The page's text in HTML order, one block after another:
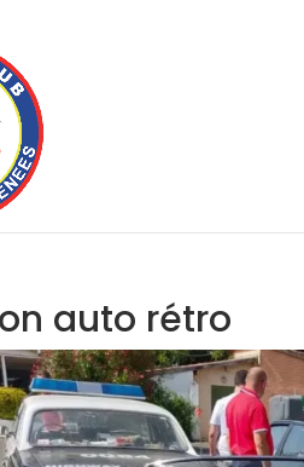
auto rétro